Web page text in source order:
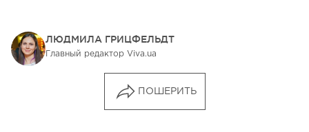
ЛЮДМИЛА ГРИЦФЕЛЬДТ
Главный редактор Viva.ua
ПОШЕРИТЬ